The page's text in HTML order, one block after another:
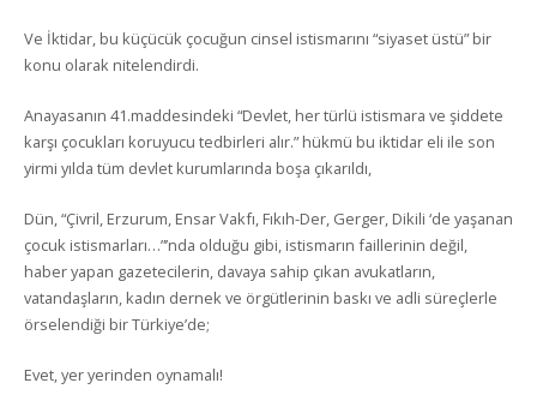
Ve İktidar, bu küçücük çocuğun cinsel istismarını “siyaset üstü” bir
konu olarak nitelendirdi.
Anayasanın 41.maddesindeki “Devlet, her türlü istismara ve şiddete
karşı çocukları koruyucu tedbirleri alır.” hükmü bu iktidar eli ile son
yirmi yılda tüm devlet kurumlarında boşa çıkarıldı,
Dün, “Çivril, Erzurum, Ensar Vakfı, Fıkıh-Der, Gerger, Dikili ‘de yaşanan
çocuk istismarları…”’nda olduğu gibi, istismarın faillerinin değil,
haber yapan gazetecilerin, davaya sahip çıkan avukatların,
vatandaşların, kadın dernek ve örgütlerinin baskı ve adli süreçlerle
örselendiği bir Türkiye’de;
Evet, yer yerinden oynamalı!